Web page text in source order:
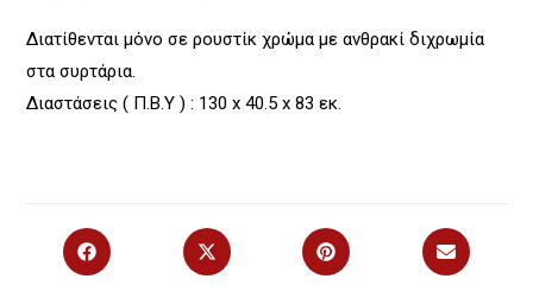
Διατίθενται μόνο σε ρουστίκ χρώμα με ανθρακί διχρωμία
στα συρτάρια.
Διαστάσεις ( Π.Β.Υ ) : 130 x 40.5 x 83 εκ.
Opens
in
Opens
in
Opens
in
Opens
in